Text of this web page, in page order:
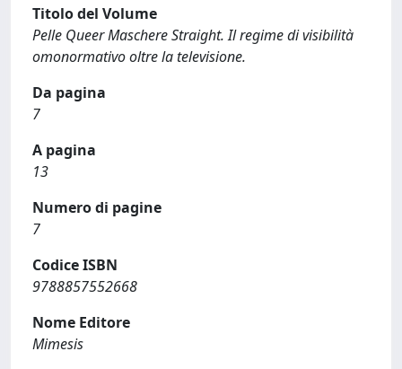
Titolo del Volume
Pelle Queer Maschere Straight. Il regime di visibilità
omonormativo oltre la televisione.
Da pagina
7
A pagina
13
Numero di pagine
7
Codice ISBN
9788857552668
Nome Editore
Mimesis